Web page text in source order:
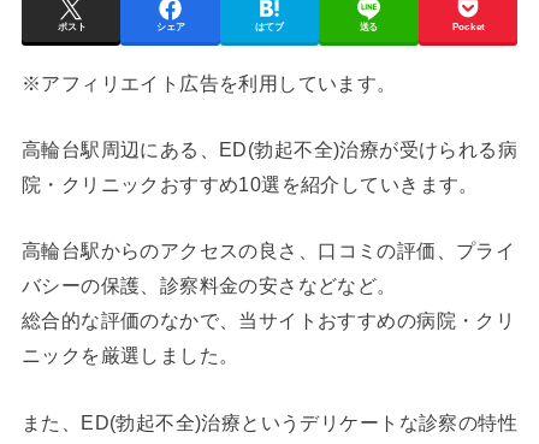
ポスト シェア はてブ 送る Pocket
※アフィリエイト広告を利用しています。
高輪台駅周辺にある、ED(勃起不全)治療が受けられる病
院・クリニックおすすめ10選を紹介していきます。
高輪台駅からのアクセスの良さ、口コミの評価、プライ
バシーの保護、診察料金の安さなどなど。
総合的な評価のなかで、当サイトおすすめの病院・クリ
ニックを厳選しました。
また、ED(勃起不全)治療というデリケートな診察の特性